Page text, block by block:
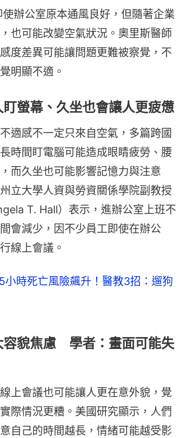
辦公室原本通風良好，但隨著企業
也可能改變空氣狀況。奧里斯醫師
度差異可能讓問題更難被察覺，不
明顯不適。
螢幕、久坐也會讓人更疲憊
適感不一定只來自空氣，多篇跨國
時間盯電腦可能造成眼睛疲勞、腰
而久坐也可能影響記憶力與注意
立大學人資與勞資關係學院副教授
T. Hall）表示，進辦公室上班不
會減少，因不少員工即使在辦公
線上會議。
小時死亡風險飆升！醫教3招：遛狗
容貌焦慮 學者：畫面可能失
上會議也可能讓人更在意外貌，覺
際情況更糟。美國研究顯示，人們
自己的時間越長，情緒可能越受影